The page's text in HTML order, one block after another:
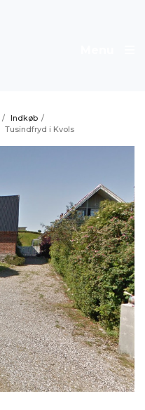
/ Indkøb /
Tusindfryd i Kvols